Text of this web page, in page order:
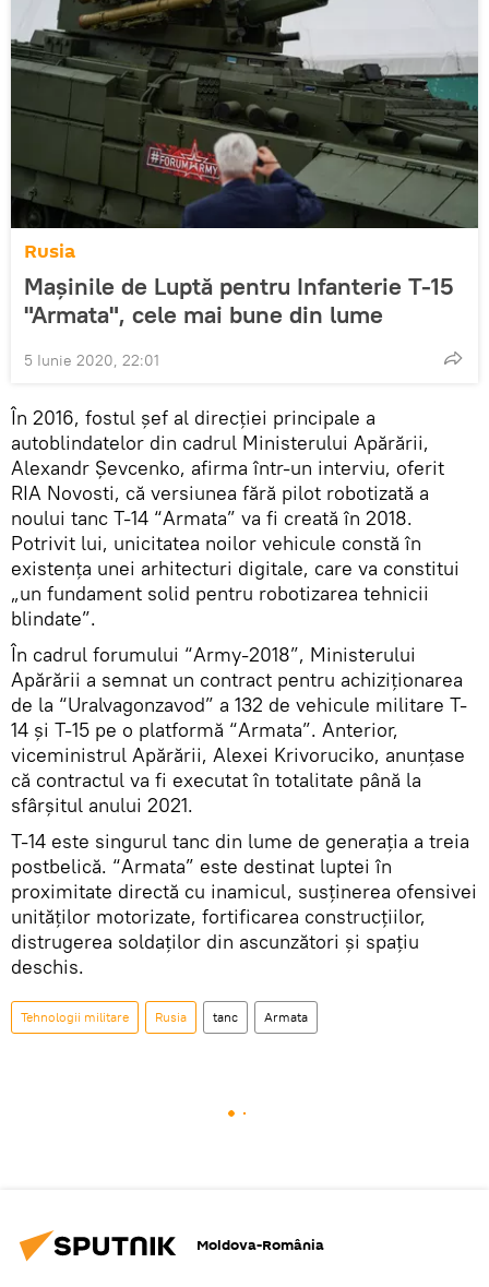
Rusia
Mașinile de Luptă pentru Infanterie T-15
"Armata", cele mai bune din lume
5 Iunie 2020, 22:01
În 2016, fostul șef al direcției principale a
autoblindatelor din cadrul Ministerului Apărării,
Alexandr Șevcenko, afirma într-un interviu, oferit
RIA Novosti, că versiunea fără pilot robotizată a
noului tanc T-14 “Armata” va fi creată în 2018.
Potrivit lui, unicitatea noilor vehicule constă în
existența unei arhitecturi digitale, care va constitui
„un fundament solid pentru robotizarea tehnicii
blindate”.
În cadrul forumului “Army-2018”, Ministerului
Apărării a semnat un contract pentru achiziționarea
de la “Uralvagonzavod” a 132 de vehicule militare T-
14 și T-15 pe o platformă “Armata”. Anterior,
viceministrul Apărării, Alexei Krivoruciko, anunțase
că contractul va fi executat în totalitate până la
sfârșitul anului 2021.
T-14 este singurul tanc din lume de generația a treia
postbelică. “Armata” este destinat luptei în
proximitate directă cu inamicul, susținerea ofensivei
unităților motorizate, fortificarea construcțiilor,
distrugerea soldaților din ascunzători și spațiu
deschis.
Tehnologii militare Rusia tanc Armata
Moldova-România